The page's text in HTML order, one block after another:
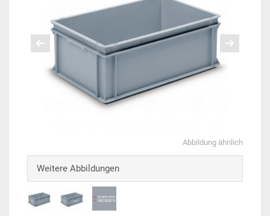
Abbildung ähnlich
Weitere Abbildungen